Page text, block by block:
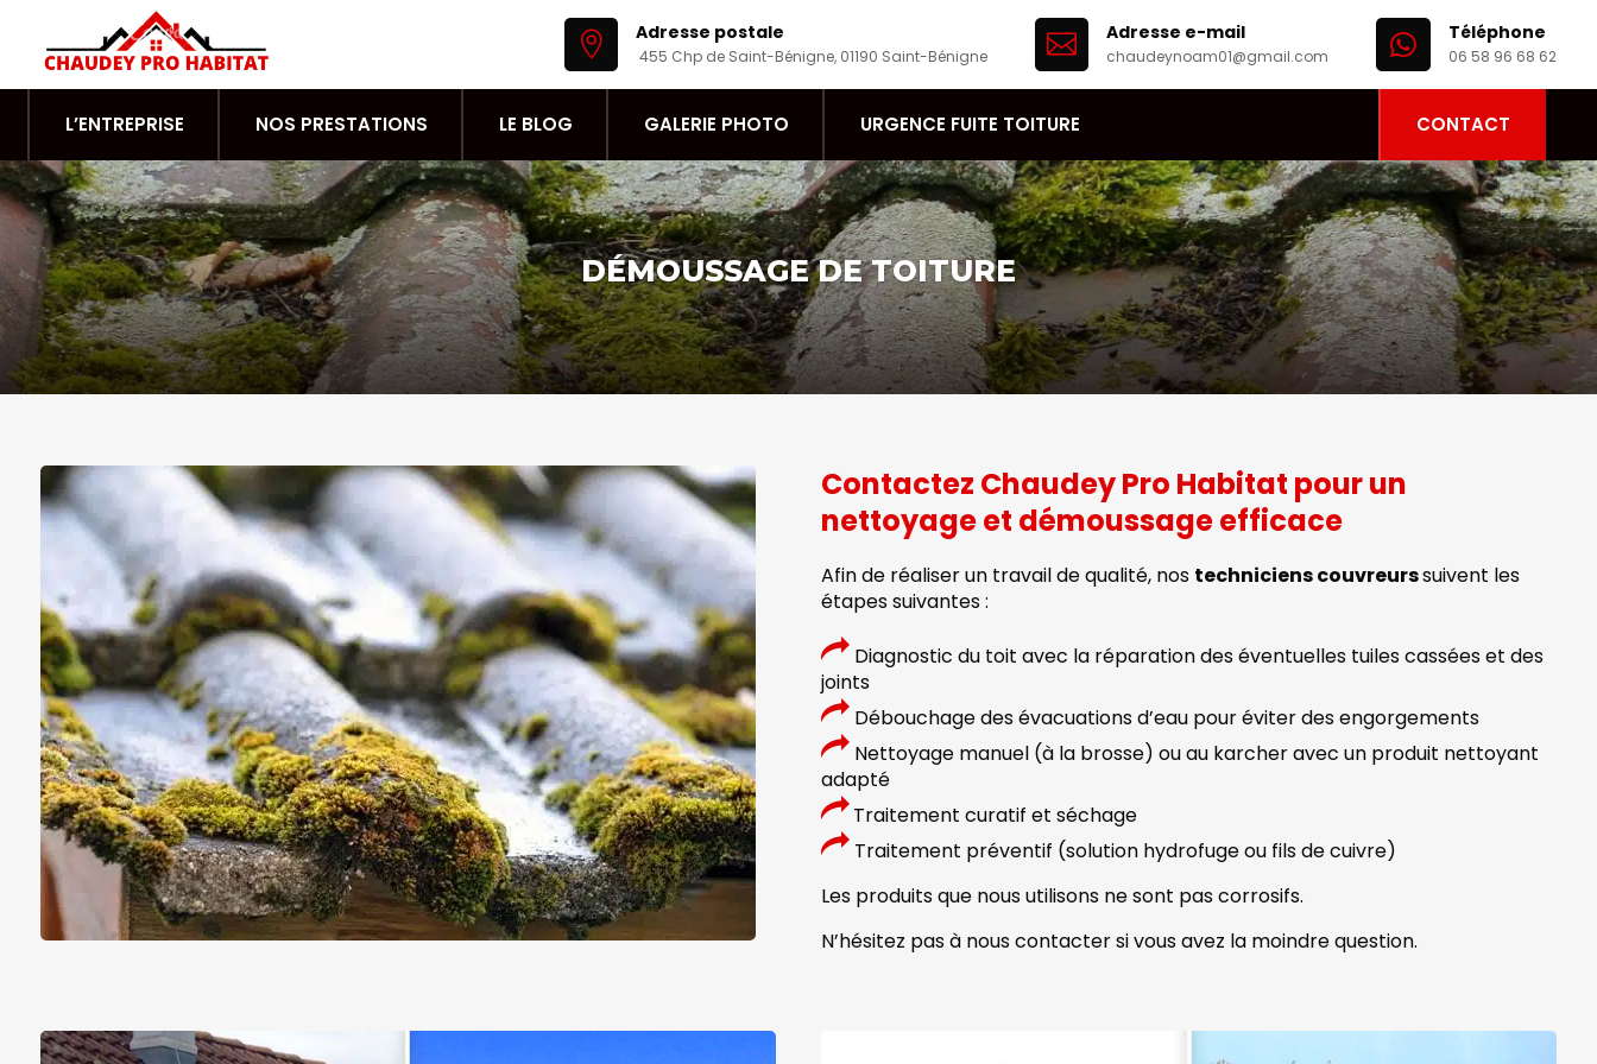
 Adresse postale
455 Chp de Saint-Bénigne, 01190 Saint-Bénigne  Adresse e-mail
chaudeynoam01@gmail.com  Téléphone
06 58 96 68 62
L’ENTREPRISE NOS PRESTATIONS LE BLOG GALERIE PHOTO URGENCE FUITE TOITURE CONTACT
DÉMOUSSAGE DE TOITURE
Contactez Chaudey Pro Habitat pour un
nettoyage et démoussage efficace
Afin de réaliser un travail de qualité, nos techniciens couvreurssuivent les
étapes suivantes :
Diagnostic du toit avec la réparation des éventuelles tuiles cassées et des
joints
Débouchage des évacuations d’eau pour éviter des engorgements
Nettoyage manuel (à la brosse) ou au karcher avec un produit nettoyant
adapté
Traitement curatif et séchage
Traitement préventif (solution hydrofuge ou fils de cuivre)
Les produits que nous utilisons ne sont pas corrosifs.
N’hésitez pas à nous contacter si vous avez la moindre question.